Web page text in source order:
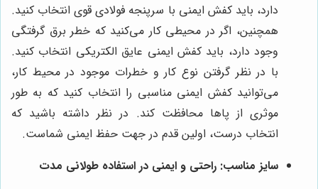
دارد، باید کفش ایمنی با سرپنجه فولادی قوی انتخاب کنید.
همچنین، اگر در محیطی کار می‌کنید که خطر برق گرفتگی
وجود دارد، باید کفش ایمنی عایق الکتریکی انتخاب کنید.
با در نظر گرفتن نوع کار و خطرات موجود در محیط کار،
می‌توانید کفش ایمنی مناسبی را انتخاب کنید که به طور
موثری از پاها محافظت کند. در نظر داشته باشید که
انتخاب درست، اولین قدم در جهت حفظ ایمنی شماست.
سایز مناسب: راحتی و ایمنی در استفاده طولانی مدت